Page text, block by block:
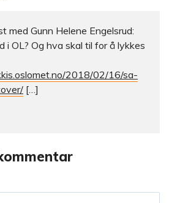
med Gunn Helene Engelsrud:
i OL? Og hva skal til for å lykkes
2018/02/16/sa-
[…]